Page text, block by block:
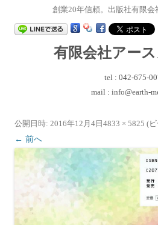
創業20年信頼。出版社有限会
有限会社アー
tel : 042-675-
mail : info@earth-
テ
ン
へ
ス
キ
公開日時: 2016年12月4日 4833 × 5825 (
← 前へ